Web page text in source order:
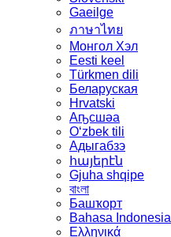
Gaeilge
ภาษาไทย
Монгол Хэл
Eesti keel
Türkmen dili
Беларуская
Hrvatski
Аҧсшәа
Oʻzbek tili
Адыгабзэ
հայերէն
Gjuha shqipe
বাংলা
Башҡорт
Bahasa Indonesia
Ελληνικά